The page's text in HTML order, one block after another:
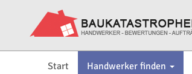
Start Handwerker finden